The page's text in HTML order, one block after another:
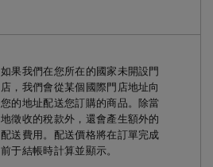
如果我們在您所在的國家未開設門
店，我們會從某個國際門店地址向
您的地址配送您訂購的商品。除當
地徵收的稅款外，還會產生額外的
配送費用。配送價格將在訂單完成
前于結帳時計算並顯示。